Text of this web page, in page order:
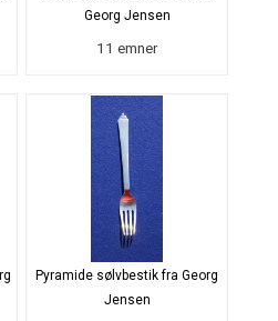
Georg Jensen
11 emner
Pyramide sølvbestik fra Georg
Jensen